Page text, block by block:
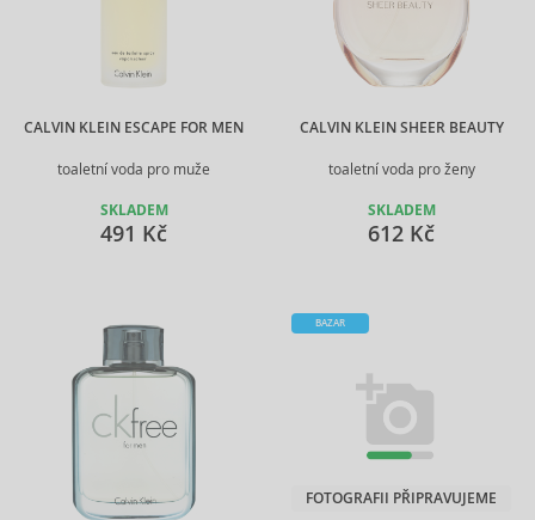
CALVIN KLEIN ESCAPE FOR MEN
toaletní voda pro muže
SKLADEM
491 Kč
CALVIN KLEIN SHEER BEAUTY
toaletní voda pro ženy
SKLADEM
612 Kč
BAZAR
FOTOGRAFII PŘIPRAVUJEME